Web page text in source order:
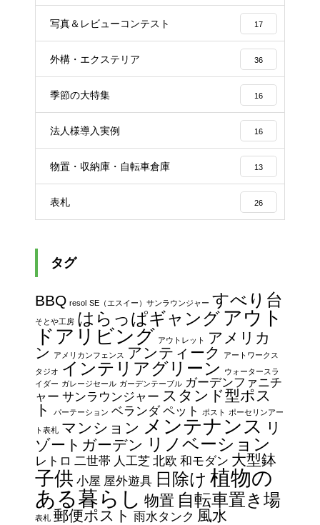
写真＆レビューコンテスト 17
外構・エクステリア 36
季節の大特集 16
法人様導入実例 16
物置・収納庫・自転車倉庫 13
表札 26
タグ
BBQ resol SE（エスイー）サンラウンジャー すべり台
そとや工房 はらっぱギャング アウト
ドアリビング アウトレット
アメリカ
ン
アメリカンフェンス アンティーク
アートワークス
タジオ インテリアグリーン
ウォータースラ
イダー ガレージセール ガーデンテーブル ガーデンファニチ
ャー サンラウンジャー スタンド型ポス
ト
パーテーション ベランダ ペット ポスト ポーセリンアー
ト表札 マンション メンテナンス リ
ゾートガーデン リノベーション
レトロ 二世帯 人工芝 北欧 和モダン 大型鉢
子供 小屋 屋外遊具 日除け 植物の
ある暮らし 物置 自転車置き場
表札 郵便ポスト 雨水タンク 風水